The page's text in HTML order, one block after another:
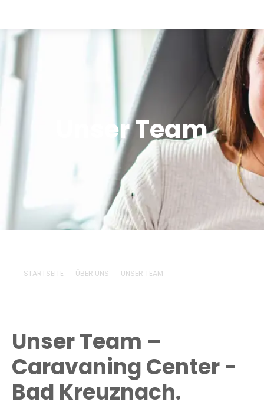
Verkauf
Offroad Area
Dometic Service Provider
Werkstatt
Über uns
Unser Team
STARTSEITE ÜBER UNS UNSER TEAM
Unser Team –
Caravaning Center -
Bad Kreuznach.